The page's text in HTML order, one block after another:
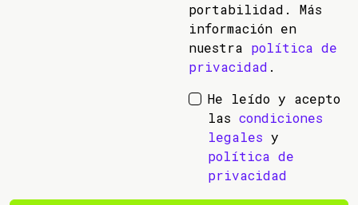
portabilidad. Más
información en
nuestra política de
privacidad .
He leído y acepto
las condiciones
legales y
política de
privacidad